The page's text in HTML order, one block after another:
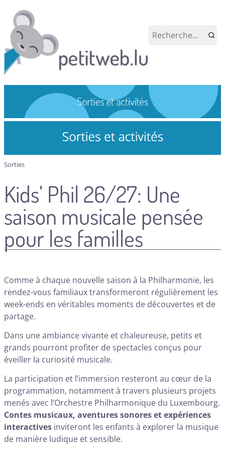
Sorties
Kids’ Phil 26/27: Une
saison musicale pensée
pour les familles
Comme à chaque nouvelle saison à la Philharmonie, les
rendez-vous familiaux transformeront régulièrement les
week-ends en véritables moments de découvertes et de
partage.
Dans une ambiance vivante et chaleureuse, petits et
grands pourront profiter de spectacles conçus pour
éveiller la curiosité musicale.
La participation et l’immersion resteront au cœur de la
programmation, notamment à travers plusieurs projets
menés avec l’Orchestre Philharmonique du Luxembourg.
Contes musicaux, aventures sonores et expériences
interactives inviteront les enfants à explorer la musique
de manière ludique et sensible.